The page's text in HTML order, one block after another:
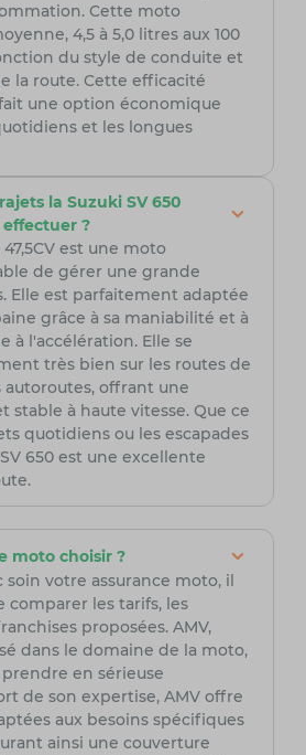
Cette moto
4,5 à 5,0 litres aux 100
du style de conduite et
la route. Cette efficacité
une option économique
et les longues
la Suzuki SV 650
effectuer ?
47,5CV est une moto
de gérer une grande
Elle est parfaitement adaptée
grâce à sa maniabilité et à
à l'accélération. Elle se
très bien sur les routes de
offrant une
stable à haute vitesse. Que ce
quotidiens ou les escapades
650 est une excellente
moto choisir ?
soin votre assurance moto, il
comparer les tarifs, les
proposées. AMV,
dans le domaine de la moto,
en sérieuse
de son expertise, AMV offre
aux besoins spécifiques
ainsi une couverture